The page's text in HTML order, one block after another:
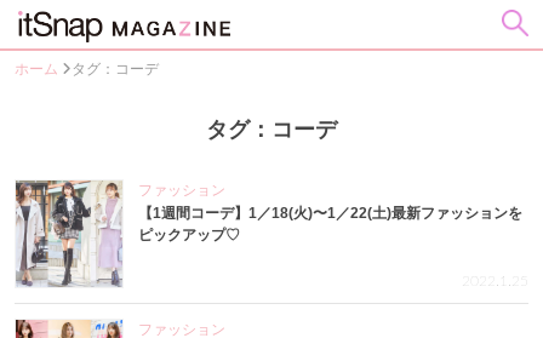
ホーム タグ：コーデ
タグ：コーデ
ファッション
【1週間コーデ】1／18(火)〜1／22(土)最新ファッションを
ピックアップ♡
2022.1.25
ファッション